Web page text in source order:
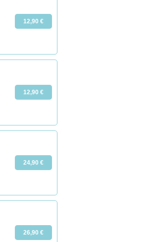
12,90 €
12,90 €
24,90 €
26,90 €